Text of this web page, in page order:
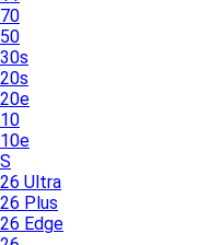
Ultra
Plus
Edge